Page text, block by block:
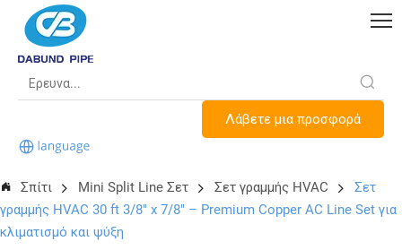
Λάβετε μια προσφορά
Σπίτι Mini Split Line Σετ Σετ γραμμής HVAC
Σετ
γραμμής HVAC 30 ft 3/8″ x 7/8″ – Premium Copper AC Line Set για
κλιματισμό και ψύξη